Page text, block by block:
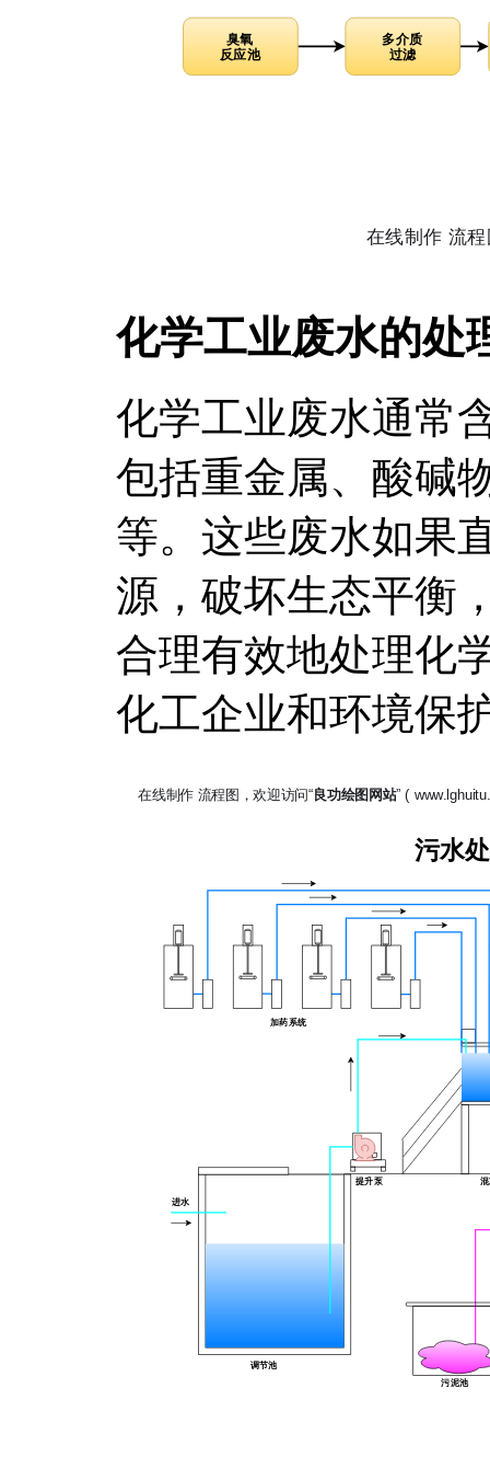
化学工业废水的处
化学工业废水通常
包括重金属、酸碱
等。这些废水如果
源，破坏生态平衡
合理有效地处理化
化工企业和环境保